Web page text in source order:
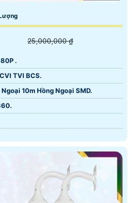
25,000,000 ₫
.
TVI BCS.
10m Hồng Ngoại SMD.